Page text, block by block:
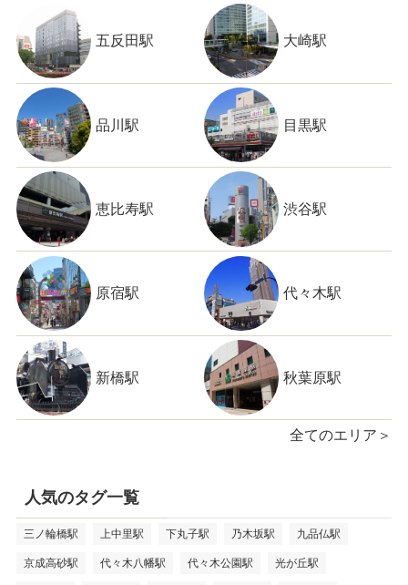
五反田駅 大崎駅
品川駅 目黒駅
恵比寿駅 渋谷駅
原宿駅 代々木駅
新橋駅 秋葉原駅
全てのエリア＞
人気のタグ一覧
三ノ輪橋駅 上中里駅 下丸子駅 乃木坂駅 九品仏駅
京成高砂駅 代々木八幡駅 代々木公園駅 光が丘駅